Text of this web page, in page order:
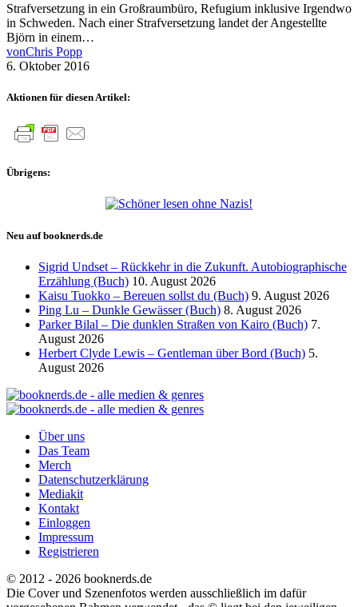
Strafversetzung in ein Großraumbüro, Refugium inklusive Irgendwo
in Schweden. Nach einer Strafversetzung landet der Angestellte
Björn in einem…
vonChris Popp
6. Oktober 2016
Aktionen für diesen Artikel:
Übrigens:
Neu auf booknerds.de
Sigrid Undset – Rückkehr in die Zukunft. Autobiographische
Erzählung (Buch) 10. August 2026
Kaisu Tuokko – Bereuen sollst du (Buch) 9. August 2026
Ping Lu – Dunkle Gewässer (Buch) 8. August 2026
Parker Bilal – Die dunklen Straßen von Kairo (Buch) 7.
August 2026
Herbert Clyde Lewis – Gentleman über Bord (Buch) 5.
August 2026
Über uns
Das Team
Merch
Datenschutzerklärung
Mediakit
Kontakt
Einloggen
Impressum
Registrieren
© 2012 - 2026 booknerds.de
Die Cover und Szenenfotos werden ausschließlich im dafür